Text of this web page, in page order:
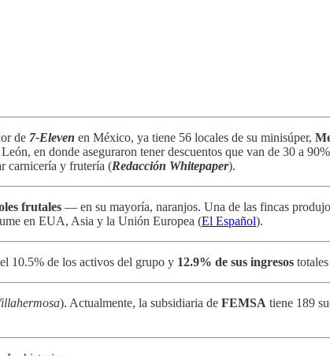
de 7-Eleven en México, ya tiene 56 locales de su minisúper,
en donde aseguraron tener descuentos que van de 30 a
carnicería y frutería (Redacción Whitepaper).
frutales — en su mayoría, naranjos. Una de las fincas
en EUA, Asia y la Unión Europea (El Español).
10.5% de los activos del grupo y 12.9% de sus ingresos
). Actualmente, la subsidiaria de FEMSA tiene 189